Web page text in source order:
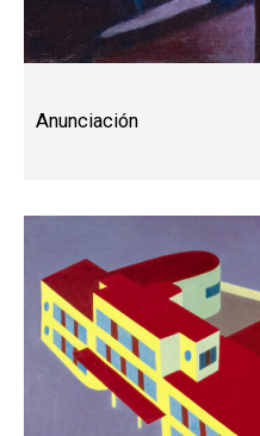
Anunciación